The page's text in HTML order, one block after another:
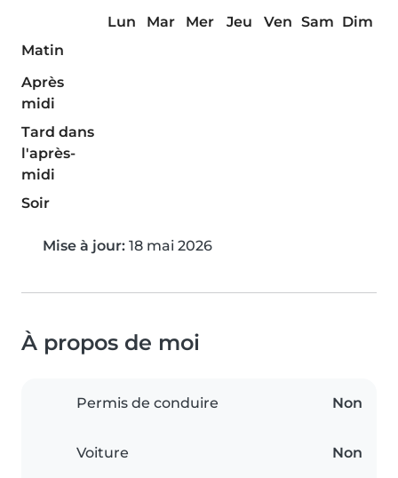
Lun Mar Mer Jeu Ven Sam Dim
Matin
Après
midi
Tard dans
l'après-
midi
Soir
Mise à jour: 18 mai 2026
À propos de moi
Permis de conduire Non
Voiture Non